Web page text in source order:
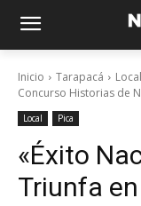
Inicio Tarapacá Local
Concurso Historias de
Local Pica
«Éxito
Triunfa